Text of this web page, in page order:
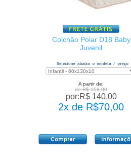
Colchão Polar D18 Baby
Juvenil
A partir de:
de:R$ 158,00
por:R$ 140,00
2x de R$70,00